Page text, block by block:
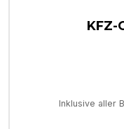
KFZ-
Inklusive aller